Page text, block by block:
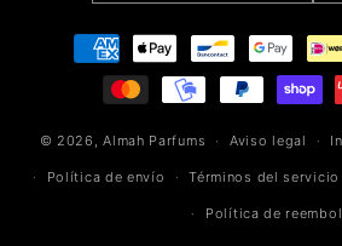
Formas
© 2026,Almah Parfums Aviso legal
Política de envío Términos del servicio
Política de